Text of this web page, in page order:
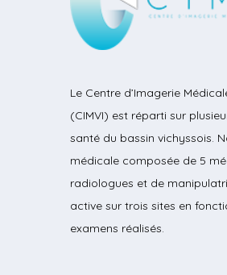
Le Centre d’Imagerie
(CIMVI) est réparti sur
santé du bassin vichyssois.
médicale composée de 5
radiologues et de
active sur trois sites en
examens réalisés.